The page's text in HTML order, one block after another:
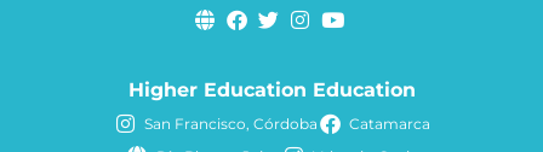
Higher Education Education
San Francisco, Córdoba
Catamarca